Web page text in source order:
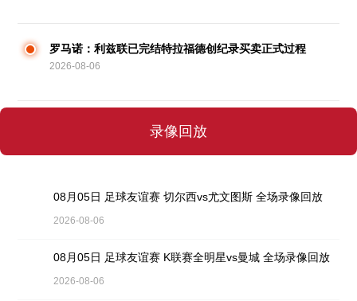
罗马诺：利兹联已完结特拉福德创纪录买卖正式过程
2026-08-06
录像回放
08月05日 足球友谊赛 切尔西vs尤文图斯 全场录像回放
2026-08-06
08月05日 足球友谊赛 K联赛全明星vs曼城 全场录像回放
2026-08-06